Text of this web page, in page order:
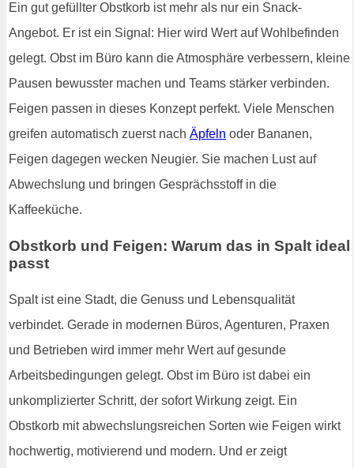
Ein gut gefüllter Obstkorb ist mehr als nur ein Snack-
Angebot. Er ist ein Signal: Hier wird Wert auf Wohlbefinden
gelegt. Obst im Büro kann die Atmosphäre verbessern, kleine
Pausen bewusster machen und Teams stärker verbinden.
Feigen passen in dieses Konzept perfekt. Viele Menschen
greifen automatisch zuerst nach Äpfeln oder Bananen,
Feigen dagegen wecken Neugier. Sie machen Lust auf
Abwechslung und bringen Gesprächsstoff in die
Kaffeeküche.
Obstkorb und Feigen: Warum das in Spalt ideal
passt
Spalt ist eine Stadt, die Genuss und Lebensqualität
verbindet. Gerade in modernen Büros, Agenturen, Praxen
und Betrieben wird immer mehr Wert auf gesunde
Arbeitsbedingungen gelegt. Obst im Büro ist dabei ein
unkomplizierter Schritt, der sofort Wirkung zeigt. Ein
Obstkorb mit abwechslungsreichen Sorten wie Feigen wirkt
hochwertig, motivierend und modern. Und er zeigt